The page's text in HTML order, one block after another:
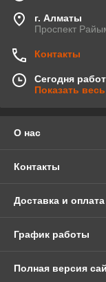
г. Алматы
Проспект
Контакты
Сегодня
Показать
О нас
Контакты
Доставка и оплата
График работы
Полная версия